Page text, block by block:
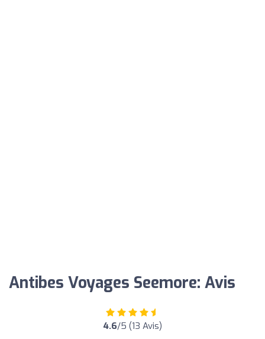
Antibes Voyages Seemore: Avis
4.6/5 (13 Avis)